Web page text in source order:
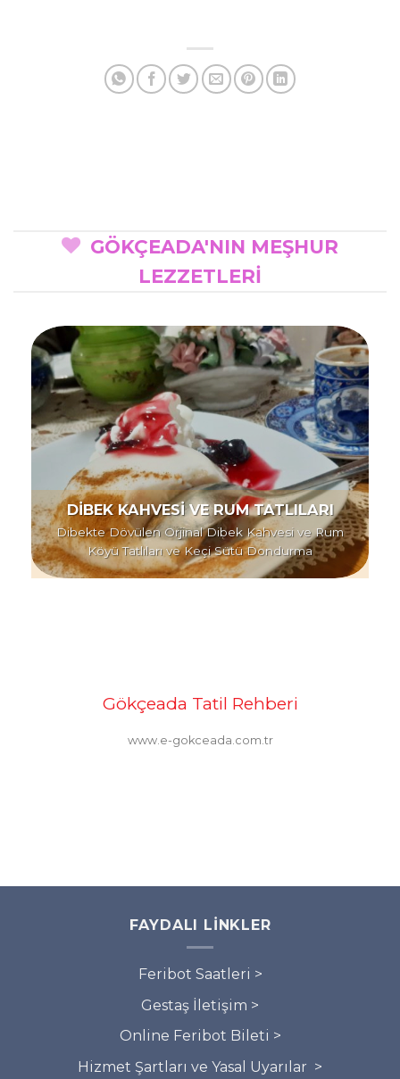
GÖKÇEADA'NIN MEŞHUR
LEZZETLERİ
DİBEK KAHVESİ VE RUM TATLILARI
Dibekte Dövülen Orjinal Dibek Kahvesi ve Rum
Köyü Tatlıları ve Keçi Sütü Dondurma
Gökçeada Tatil Rehberi
www.e-gokceada.com.tr
FAYDALI LINKLER
Feribot Saatleri >
Gestaş İletişim >
Online Feribot Bileti >
Hizmet Şartları ve Yasal Uyarılar >